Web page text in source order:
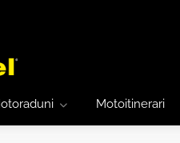
Motoitinerari